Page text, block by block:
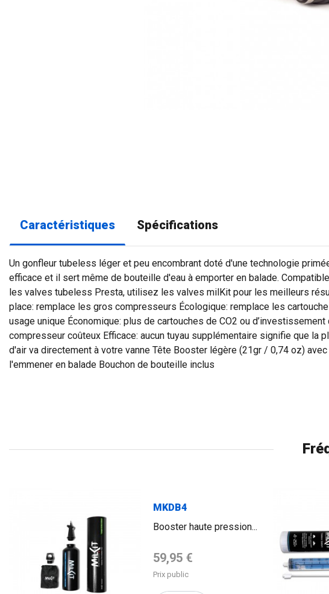
Caractéristiques Spécifications
Un gonfleur tubeless léger et peu encombrant doté d'une technologie
efficace et il sert même de bouteille d'eau à emporter en balade.
les valves tubeless Presta, utilisez les valves milKit pour les meilleurs
place: remplace les gros compresseurs Écologique: remplace les
usage unique Économique: plus de cartouches de CO2 ou d’investissement
compresseur coûteux Efficace: aucun tuyau supplémentaire signifie que la
d'air va directement à votre vanne Tête Booster légère (21gr / 0,74 oz)
l'emmener en balade Bouchon de bouteille inclus
MKDB4
Booster haute pression...
Prix de base
59,95 €
Prix public